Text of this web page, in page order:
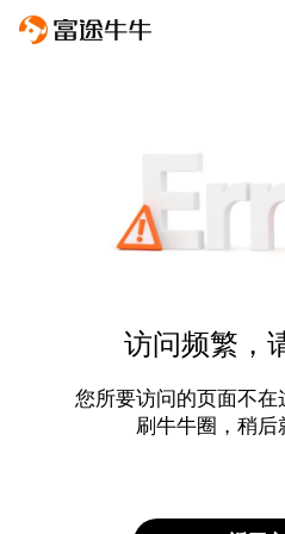
访问频繁，
您所要访问的页面不
刷牛牛圈，稍后